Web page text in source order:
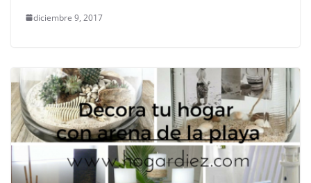
diciembre 9, 2017